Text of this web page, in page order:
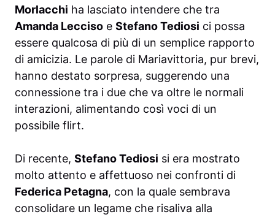
Morlacchi ha lasciato intendere che tra
Amanda Lecciso e Stefano Tediosi ci possa
essere qualcosa di più di un semplice rapporto
di amicizia. Le parole di Mariavittoria, pur brevi,
hanno destato sorpresa, suggerendo una
connessione tra i due che va oltre le normali
interazioni, alimentando così voci di un
possibile flirt.
Di recente, Stefano Tediosi si era mostrato
molto attento e affettuoso nei confronti di
Federica Petagna, con la quale sembrava
consolidare un legame che risaliva alla